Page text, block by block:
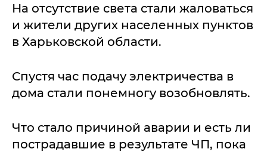
На отсутствие света стали жаловаться
и жители других населенных пунктов
в Харьковской области.
Спустя час подачу электричества в
дома стали понемногу возобновлять.
Что стало причиной аварии и есть ли
пострадавшие в результате ЧП, пока